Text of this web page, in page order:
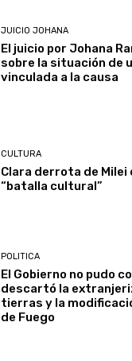
JUICIO JOHANA
El juicio por Johana
sobre la situación de
vinculada a la causa
CULTURA
Clara derrota de Milei
“batalla cultural”
POLITICA
El Gobierno no pudo
descartó la
tierras y la
de Fuego